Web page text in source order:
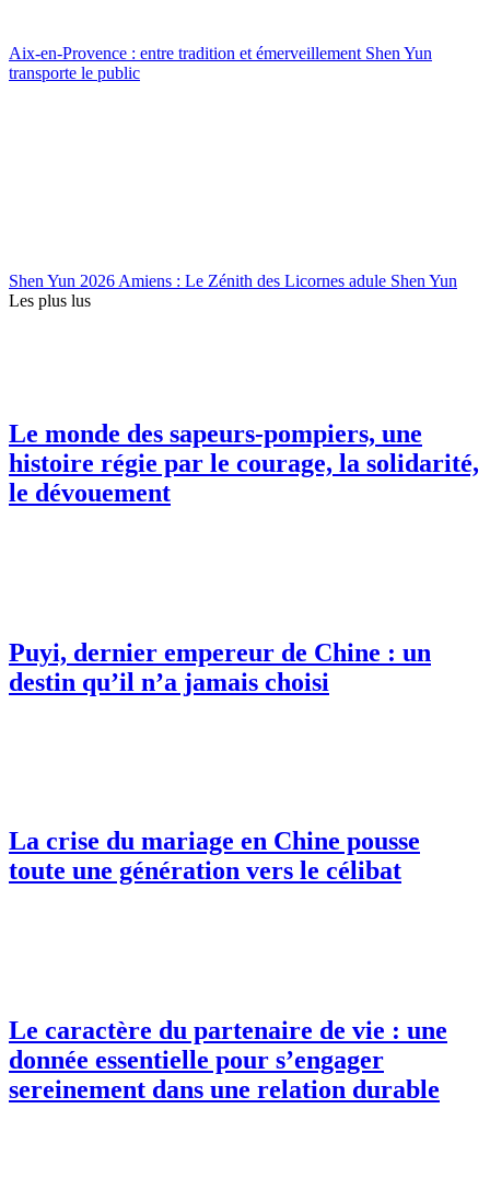
Aix-en-Provence : entre tradition et émerveillement Shen Yun
transporte le public
Shen Yun 2026 Amiens : Le Zénith des Licornes adule Shen Yun
Les plus lus
Le monde des sapeurs-pompiers, une
histoire régie par le courage, la solidarité,
le dévouement
Puyi, dernier empereur de Chine : un
destin qu’il n’a jamais choisi
La crise du mariage en Chine pousse
toute une génération vers le célibat
Le caractère du partenaire de vie : une
donnée essentielle pour s’engager
sereinement dans une relation durable